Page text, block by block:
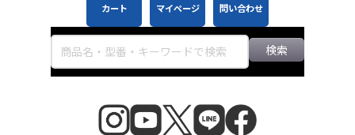
カート マイページ 問い合わせ
検索